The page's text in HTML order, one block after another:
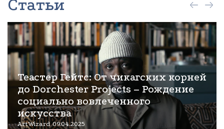
Статьи
Теастер Гейтс: От чикагских корней
до Dorchester Projects – Рождение
социально вовлеченного
искусства
ArtWizard 09.04.2025